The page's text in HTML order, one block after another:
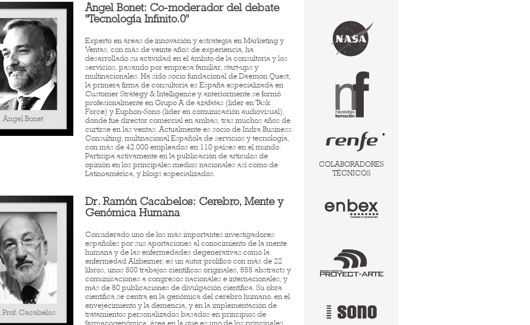
Ángel Bonet
Ángel Bonet: Co-moderador del debate
"Tecnología Infinito.0"
Experto en áreas de innovación y estrategia en Marketing y
Ventas, con más de veinte años de experiencia, ha
desarrollado su actividad en el ámbito de la consultoría y los
servicios, pasando por empresa familiar, start-ups y
multinacionales. Ha sido socio fundacional de Daemon Quest,
la primera firma de consultoría es España especializada en
Customer Strategy & Intelligence y anteriormente se formó
profesionalmente en Grupo A de azafatas (líder en Task
Force) y Euphon-Sono (líder en comunicación audiovisual),
donde fue director comercial en ambas, tras muchos años de
curtirse en las ventas. Actualmente es socio de Indra Business
Consulting, multinacional Española de servicios y tecnología,
con más de 42.000 empleados en 110 países en el mundo.
Participa activamente en la publicación de artículos de
opinión en los principales medios nacionales así como de
Latinoamérica, y blogs especializados.
Prof. Cacabelos
Dr. Ramón Cacabelos: Cerebro, Mente y
Genómica Humana
Considerado uno de los más importantes investigadores
españoles por sus aportaciones al conocimiento de la mente
humana y de las enfermedades degenerativas como la
enfermedad Alzheimer, es un autor prolífico con más de 22
libros, unos 500 trabajos científicos originales, 655 abstracts y
comunicaciones a congresos nacionales e internacionales, y
más de 80 publicaciones de divulgación científica. Su obra
científica se centra en la genómica del cerebro humano, en el
envejecimiento y la demencia, y en la implementación de
tratamientos personalizados basados en principios de
farmacogenómica, área en la que es uno de los principales
COLABORADORES
TÉCNICOS